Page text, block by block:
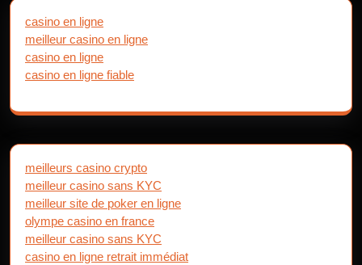
casino en ligne
meilleur casino en ligne
casino en ligne
casino en ligne fiable
meilleurs casino crypto
meilleur casino sans KYC
meilleur site de poker en ligne
olympe casino en france
meilleur casino sans KYC
casino en ligne retrait immédiat